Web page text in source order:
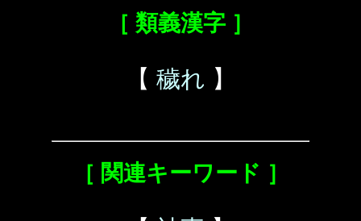
［ 類義漢字 ］
【 穢れ 】
［ 関連キーワード ］